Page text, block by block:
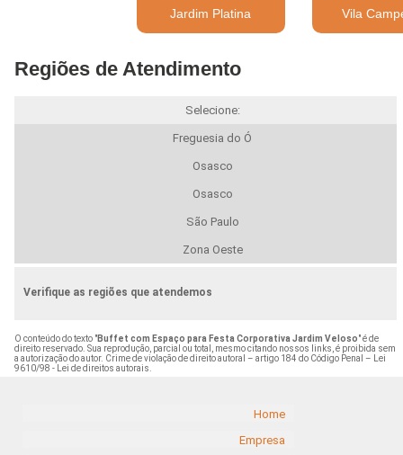
Jardim Platina
Vila
Regiões de Atendimento
Selecione:
Freguesia do Ó
Osasco
Osasco
São Paulo
Zona Oeste
Verifique as regiões que atendemos
O conteúdo do texto "Buffet com Espaço para Festa Corporativa Jardim Veloso" é de
direito reservado. Sua reprodução, parcial ou total, mesmo citando nossos links, é proibida sem
a autorização do autor. Crime de violação de direito autoral – artigo 184 do Código Penal –
Lei
9610/98 - Lei de direitos autorais
Home
Empresa